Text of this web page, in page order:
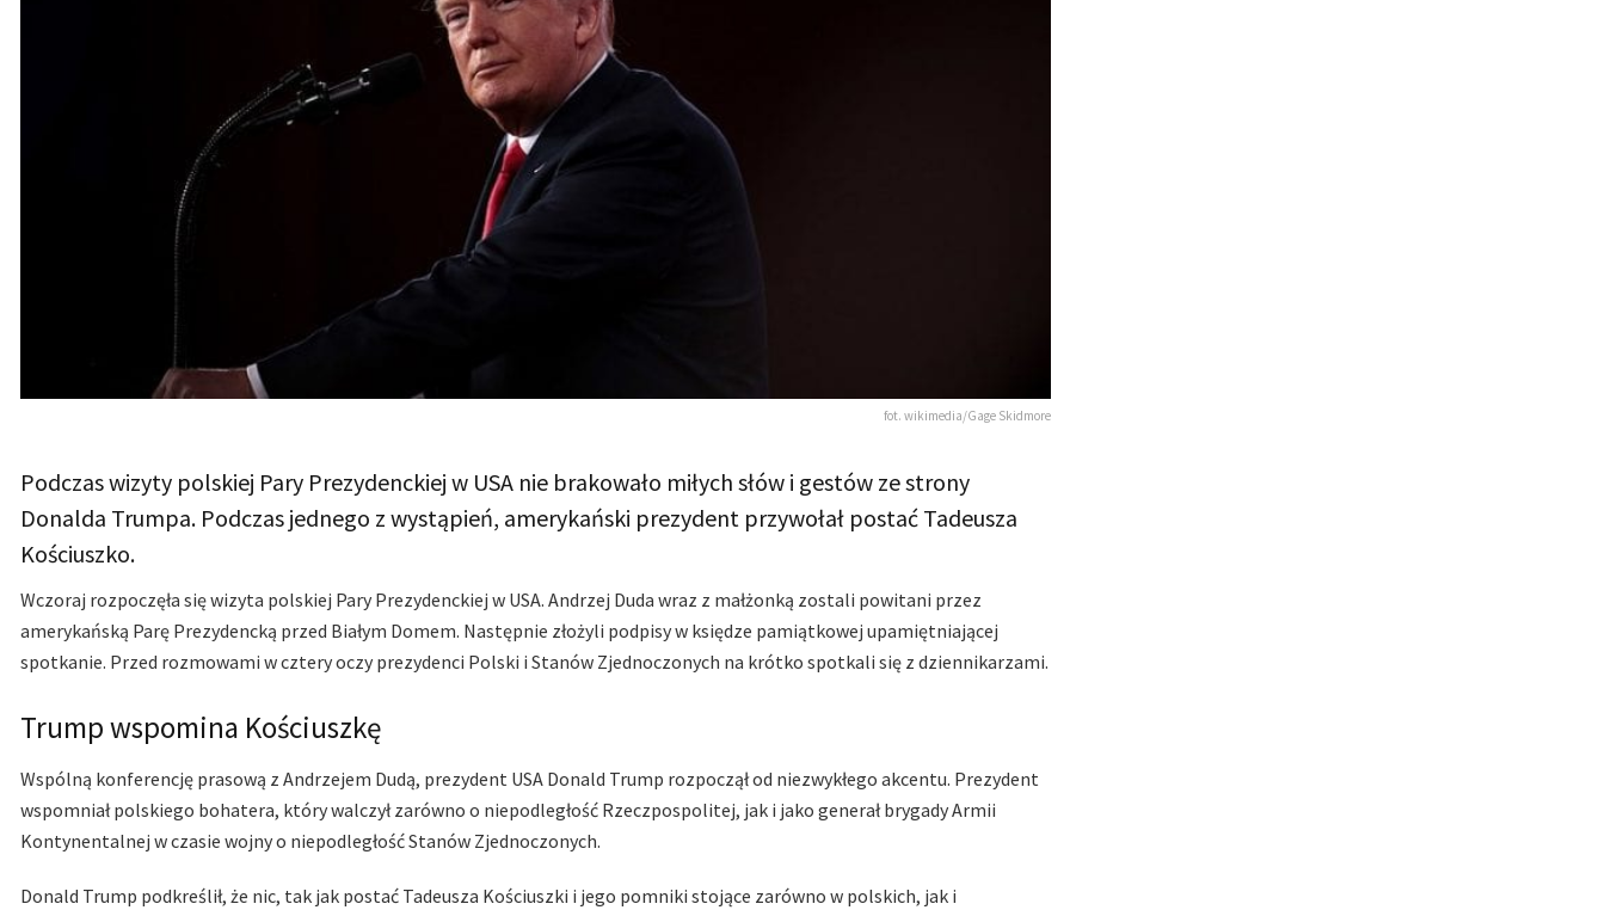
fot. wikimedia/Gage Skidmore
Podczas wizyty polskiej Pary Prezydenckiej w USA nie brakowało miłych słów i gestów ze strony
Donalda Trumpa. Podczas jednego z wystąpień, amerykański prezydent przywołał postać Tadeusza
Kościuszko.
Wczoraj rozpoczęła się wizyta polskiej Pary Prezydenckiej w USA. Andrzej Duda wraz z małżonką zostali powitani przez
amerykańską Parę Prezydencką przed Białym Domem. Następnie złożyli podpisy w księdze pamiątkowej upamiętniającej
spotkanie. Przed rozmowami w cztery oczy prezydenci Polski i Stanów Zjednoczonych na krótko spotkali się z dziennikarzami.
Trump wspomina Kościuszkę
Wspólną konferencję prasową z Andrzejem Dudą, prezydent USA Donald Trump rozpoczął od niezwykłego akcentu. Prezydent
wspomniał polskiego bohatera, który walczył zarówno o niepodległość Rzeczpospolitej, jak i jako generał brygady Armii
Kontynentalnej w czasie wojny o niepodległość Stanów Zjednoczonych.
Donald Trump podkreślił, że nic, tak jak postać Tadeusza Kościuszki i jego pomniki stojące zarówno w polskich, jak i